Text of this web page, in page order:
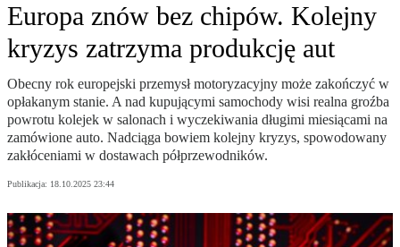
Europa znów bez chipów. Kolejny
kryzys zatrzyma produkcję aut
Obecny rok europejski przemysł motoryzacyjny może zakończyć w
opłakanym stanie. A nad kupującymi samochody wisi realna groźba
powrotu kolejek w salonach i wyczekiwania długimi miesiącami na
zamówione auto. Nadciąga bowiem kolejny kryzys, spowodowany
zakłóceniami w dostawach półprzewodników.
Publikacja: 18.10.2025 23:44